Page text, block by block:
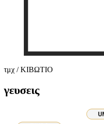
τμχ / ΚΙΒΩΤΙΟ
γευσεις